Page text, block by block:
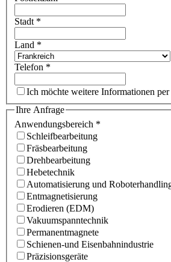
Stadt *
Land *
Telefon *
Ich möchte weitere
Ihre Anfrage
Anwendungsbereich *
Schleifbearbeitung
Fräsbearbeitung
Drehbearbeitung
Hebetechnik
Automatisierung und
Entmagnetisierung
Erodieren (EDM)
Vakuumspanntechnik
Permanentmagnete
Schienen-und Eisenbahnindustrie
Präzisionsgeräte